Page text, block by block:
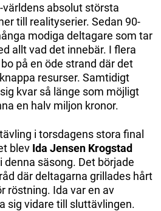
världens absolut största
till realityserier. Sedan 90-
modiga deltagare som tar
allt vad det innebär. I flera
på en öde strand där det
resurser. Samtidigt
kvar så länge som möjligt
en halv miljon kronor.
i torsdagens stora final
blev Ida Jensen Krogstad
säsong. Det började
där deltagarna grillades hårt
röstning. Ida var en av
sig vidare till sluttävlingen.